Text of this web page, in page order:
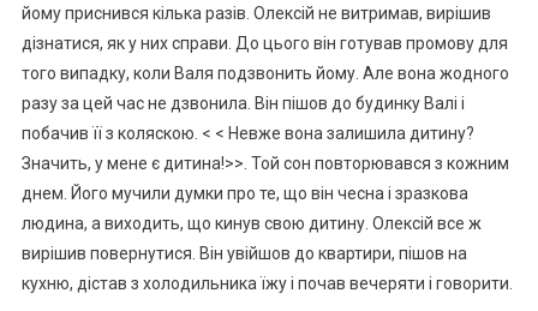
йому приснився кілька разів. Олексій не витримав, вирішив
дізнатися, як у них справи. До цього він готував промову для
того випадку, коли Валя подзвонить йому. Але вона жодного
разу за цей час не дзвонила. Він пішов до будинку Валі і
побачив її з коляскою. < < Невже вона залишила дитину?
Значить, у мене є дитина!>>. Той сон повторювався з кожним
днем. Його мучили думки про те, що він чесна і зразкова
людина, а виходить, що кинув свою дитину. Олексій все ж
вирішив повернутися. Він увійшов до квартири, пішов на
кухню, дістав з холодильника їжу і почав вечеряти і говорити.